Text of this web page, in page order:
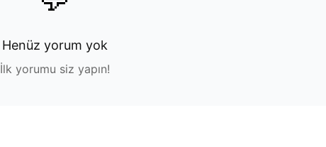
Henüz yorum yok
İlk yorumu siz yapın!